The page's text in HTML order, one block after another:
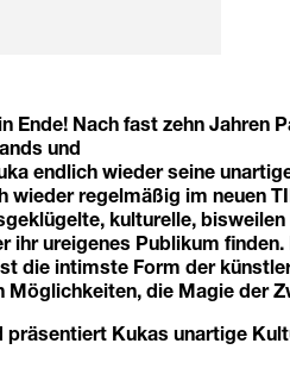
Ende! Nach fast zehn Jahren
und
endlich wieder seine
wieder regelmäßig im neuen
kulturelle,
ihr ureigenes Publikum
die intimste Form der
Möglichkeiten, die Magie der
präsentiert Kukas unartige